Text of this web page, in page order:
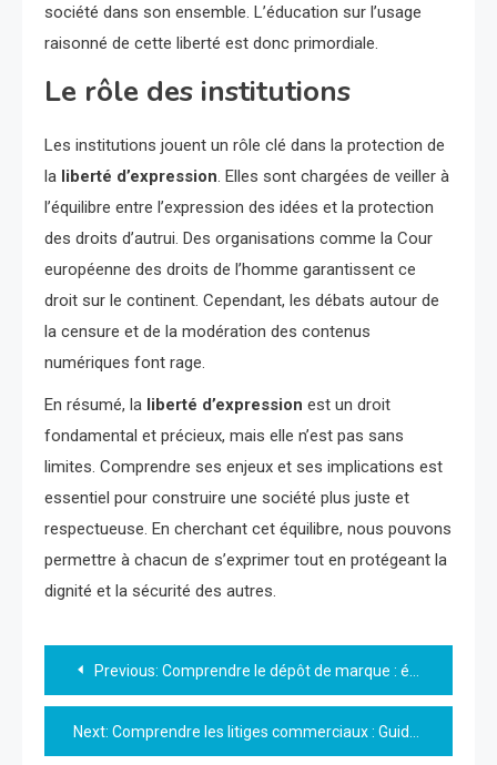
société dans son ensemble. L’éducation sur l’usage
raisonné de cette liberté est donc primordiale.
Le rôle des institutions
Les institutions jouent un rôle clé dans la protection de
la liberté d’expression. Elles sont chargées de veiller à
l’équilibre entre l’expression des idées et la protection
des droits d’autrui. Des organisations comme la Cour
européenne des droits de l’homme garantissent ce
droit sur le continent. Cependant, les débats autour de
la censure et de la modération des contenus
numériques font rage.
En résumé, la liberté d’expression est un droit
fondamental et précieux, mais elle n’est pas sans
limites. Comprendre ses enjeux et ses implications est
essentiel pour construire une société plus juste et
respectueuse. En cherchant cet équilibre, nous pouvons
permettre à chacun de s’exprimer tout en protégeant la
dignité et la sécurité des autres.
Navigation
de
Previous: Comprendre le dépôt de marque : étapes et enjeux
Next: Comprendre les litiges commerciaux : Guide pratique pour les entrepreneurs